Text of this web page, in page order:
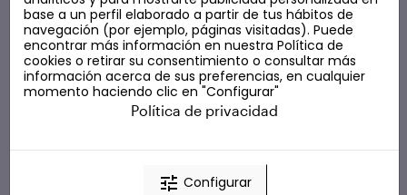
base a un perfil elaborado a partir de tus hábitos de
navegación (por ejemplo, páginas visitadas). Puede
encontrar más información en nuestra Política de
cookies o retirar su consentimiento o consultar más
información acerca de sus preferencias, en cualquier
momento haciendo clic en "Configurar"
Política de privacidad
tune Configurar